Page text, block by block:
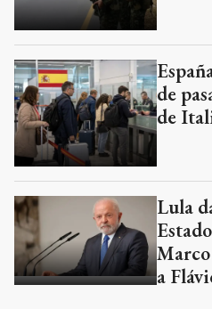
de
de
Lula
a